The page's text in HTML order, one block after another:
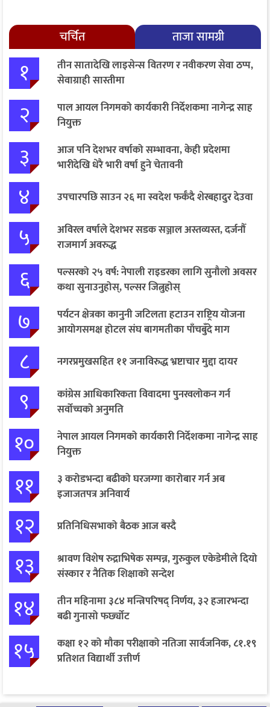
चर्चित ताजा सामग्री
१
तीन सातादेखि लाइसेन्स वितरण र नवीकरण सेवा ठप्प,
सेवाग्राही सास्तीमा
२
पाल आयल निगमको कार्यकारी निर्देशकमा नागेन्द्र साह
नियुक्त
३
आज पनि देशभर वर्षाको सम्भावना, केही प्रदेशमा
भारीदेखि धेरै भारी वर्षा हुने चेतावनी
४ उपचारपछि साउन २६ मा स्वदेश फर्कँदै शेरबहादुर देउवा
५
अविरल वर्षाले देशभर सडक सञ्जाल अस्तव्यस्त, दर्जनौँ
राजमार्ग अवरुद्ध
६
पल्सरको २५ वर्ष: नेपाली राइडरका लागि सुनौलो अवसर
कथा सुनाउनुहोस्, पल्सर जित्नुहोस्
७
पर्यटन क्षेत्रका कानुनी जटिलता हटाउन राष्ट्रिय योजना
आयोगसमक्ष होटल संघ बागमतीका पाँचबुँदे माग
८ नगरप्रमुखसहित ११ जनाविरुद्ध भ्रष्टाचार मुद्दा दायर
९
कांग्रेस आधिकारिकता विवादमा पुनरवलोकन गर्न
सर्वोच्चको अनुमति
१०
नेपाल आयल निगमको कार्यकारी निर्देशकमा नागेन्द्र साह
नियुक्त
११
३ करोडभन्दा बढीको घरजग्गा कारोबार गर्न अब
इजाजतपत्र अनिवार्य
१२ प्रतिनिधिसभाको बैठक आज बस्दै
१३
श्रावण विशेष रुद्राभिषेक सम्पन्न, गुरुकुल एकेडेमीले दियो
संस्कार र नैतिक शिक्षाको सन्देश
१४
तीन महिनामा ३८४ मन्त्रिपरिषद् निर्णय, ३२ हजारभन्दा
बढी गुनासो फर्छ्योट
१५
कक्षा १२ को मौका परीक्षाको नतिजा सार्वजनिक, ८१.१९
प्रतिशत विद्यार्थी उत्तीर्ण